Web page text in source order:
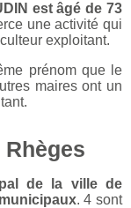
est âgé de 73
une activité qui
exploitant.
prénom que le
maires ont un
de la ville de
. 4 sont